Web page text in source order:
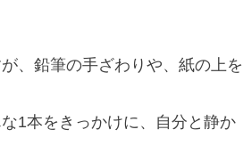
、鉛筆の手ざわりや、紙の上を
1本をきっかけに、自分と静か